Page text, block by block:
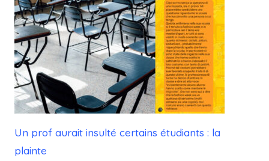
Un prof aurait insulté certains étudiants : la
plainte